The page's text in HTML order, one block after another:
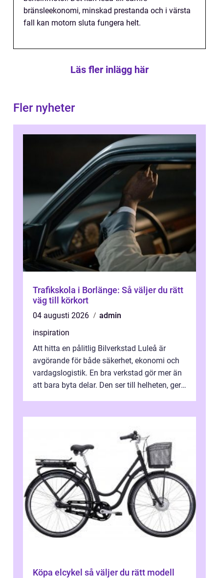
bränsleekonomi, minskad prestanda och i värsta
fall kan motorn sluta fungera helt.
Läs fler inlägg här
Fler nyheter
Trafikskola i Borlänge: Så väljer du rätt
väg till körkort
04 augusti 2026
admin
inspiration
Att hitta en pålitlig Bilverkstad Luleå är
avgörande för både säkerhet, ekonomi och
vardagslogistik. En bra verkstad gör mer än
att bara byta delar. Den ser till helheten, ger
Köpa elcykel så väljer du rätt modell